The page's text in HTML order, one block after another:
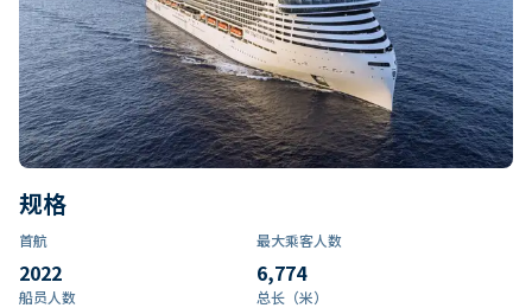
规格
首航
2022
最大乘客人数
6,774
船员人数 总长（米）